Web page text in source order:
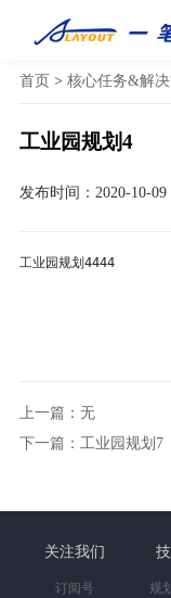
首页 > 核心任务&解
工业园规划4
发布时间：2020-10-09
工业园规划4444
上一篇：无
下一篇：工业园规划7
关注我们
订阅号 规